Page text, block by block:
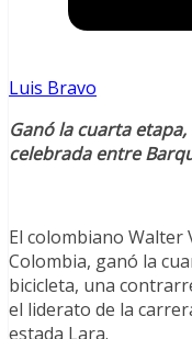
Luis Bravo
Ganó la cuarta
celebrada entre
El colombiano Walter
Colombia, ganó la
bicicleta, una
el liderato de la
estada Lara.